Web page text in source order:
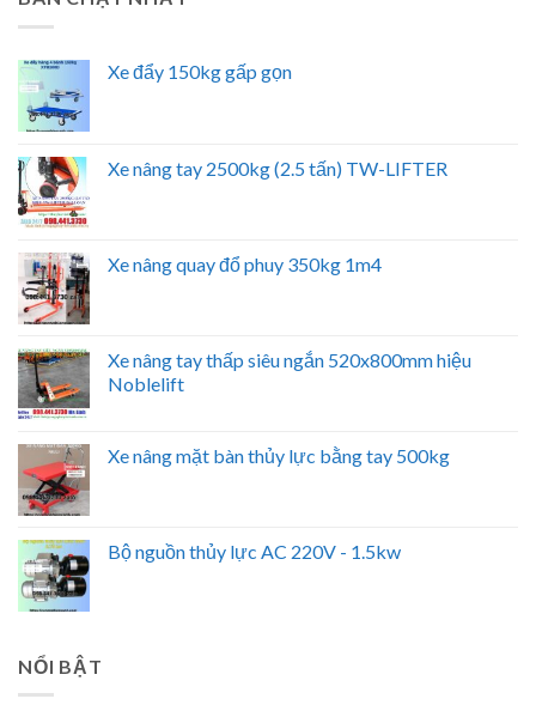
Xe đẩy 150kg gấp gọn
Xe nâng tay 2500kg (2.5 tấn) TW-LIFTER
Xe nâng quay đổ phuy 350kg 1m4
Xe nâng tay thấp siêu ngắn 520x800mm hiệu
Noblelift
Xe nâng mặt bàn thủy lực bằng tay 500kg
Bộ nguồn thủy lực AC 220V - 1.5kw
NỔI BẬT